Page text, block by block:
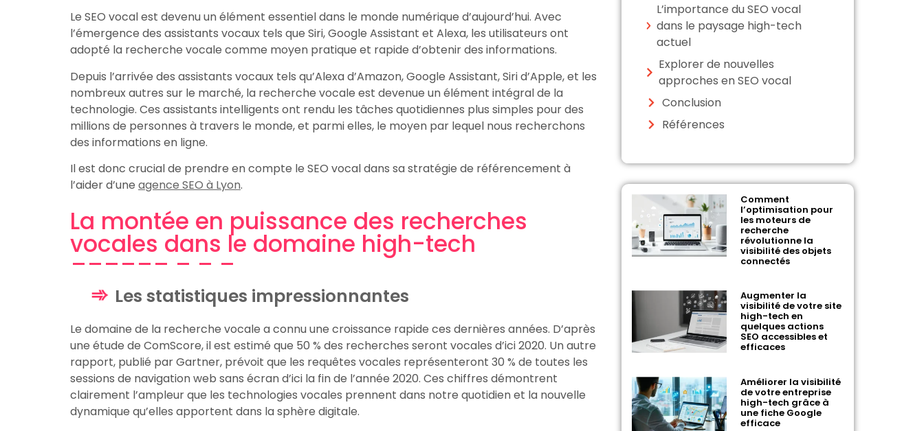
Le SEO vocal est devenu un élément essentiel dans le monde numérique d’aujourd’hui. Avec
l’émergence des assistants vocaux tels que Siri, Google Assistant et Alexa, les utilisateurs ont
adopté la recherche vocale comme moyen pratique et rapide d’obtenir des informations.
Depuis l’arrivée des assistants vocaux tels qu’Alexa d’Amazon, Google Assistant, Siri d’Apple, et les
nombreux autres sur le marché, la recherche vocale est devenue un élément intégral de la
technologie. Ces assistants intelligents ont rendu les tâches quotidiennes plus simples pour des
millions de personnes à travers le monde, et parmi elles, le moyen par lequel nous recherchons
des informations en ligne.
Il est donc crucial de prendre en compte le SEO vocal dans sa stratégie de référencement à
l’aider d’une agence SEO à Lyon.
La montée en puissance des recherches
vocales dans le domaine high-tech
Les statistiques impressionnantes
Le domaine de la recherche vocale a connu une croissance rapide ces dernières années. D’après
une étude de ComScore, il est estimé que 50 % des recherches seront vocales d’ici 2020. Un autre
rapport, publié par Gartner, prévoit que les requêtes vocales représenteront 30 % de toutes les
sessions de navigation web sans écran d’ici la fin de l’année 2020. Ces chiffres démontrent
clairement l’ampleur que les technologies vocales prennent dans notre quotidien et la nouvelle
dynamique qu’elles apportent dans la sphère digitale.
L’importance du SEO vocal
dans le paysage high-tech
actuel
Explorer de nouvelles
approches en SEO vocal
Conclusion
Références
Comment
l’optimisation pour
les moteurs de
recherche
révolutionne la
visibilité des objets
connectés
Augmenter la
visibilité de votre site
high-tech en
quelques actions
SEO accessibles et
efficaces
Améliorer la visibilité
de votre entreprise
high-tech grâce à
une fiche Google
efficace